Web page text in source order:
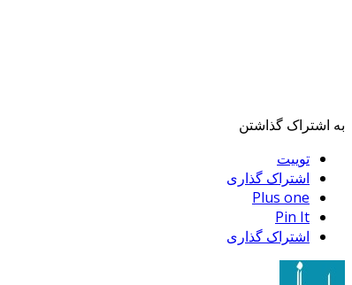
به اشتراک گذاشتن
توییت
اشتراک گذاری
Plus one
Pin It
اشتراک گذاری